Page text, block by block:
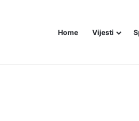
Home Vijesti
i ubojice idu inicijali, a za legendu